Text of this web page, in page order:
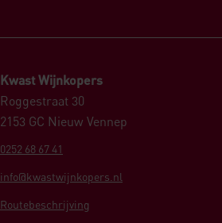
Kwast Wijnkopers
Roggestraat 30
2153 GC Nieuw Vennep
0252 68 67 41
info@kwastwijnkopers.nl
Routebeschrijving